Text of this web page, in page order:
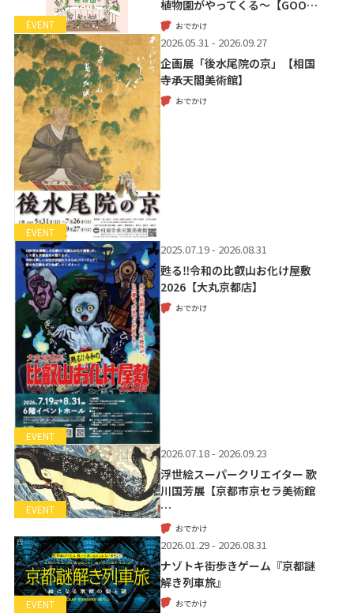
EVENT
植物園がやってくる～【GOO…
おでかけ
EVENT
2026.05.31 - 2026.09.27
企画展「後水尾院の京」【相国
寺承天閣美術館】
おでかけ
EVENT
2025.07.19 - 2026.08.31
甦る‼令和の比叡山お化け屋敷
2026【大丸京都店】
おでかけ
EVENT
2026.07.18 - 2026.09.23
浮世絵スーパークリエイター 歌
川国芳展【京都市京セラ美術館
…
おでかけ
EVENT
2026.01.29 - 2026.08.31
ナゾトキ街歩きゲーム『京都謎
解き列車旅』
おでかけ